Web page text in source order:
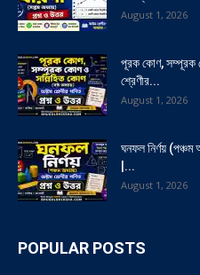
August 1, 2026
পূরক কোণ, সম্পূরক
শ্রেণীর...
August 1, 2026
ঘনফল নির্ণয়
|...
August 1, 2026
POPULAR POSTS